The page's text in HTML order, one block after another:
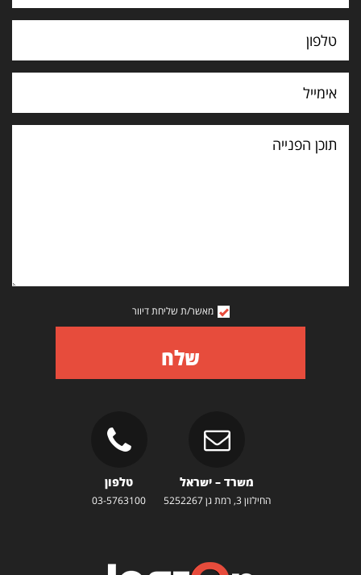
תוכן
הפנייה
מאשר/ת שליחת דיוור
שלח
משרד – ישראל
החילזון 3, רמת גן 5252267
טלפון
03-5763100